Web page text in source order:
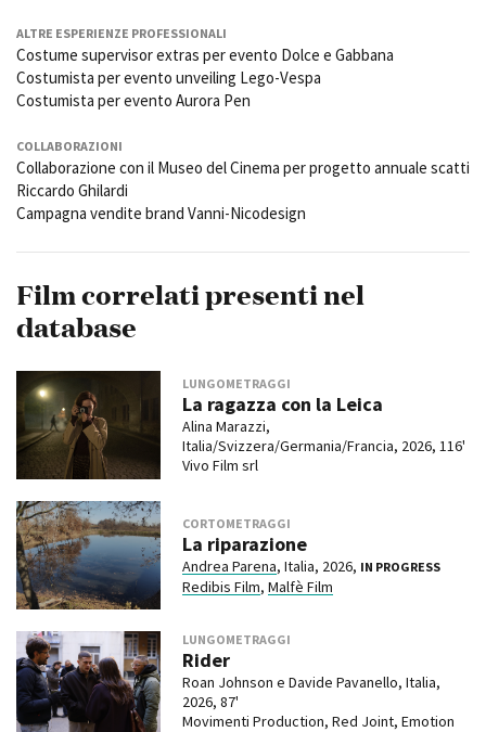
ALTRE ESPERIENZE PROFESSIONALI
Costume supervisor extras per evento Dolce e Gabbana
Costumista per evento unveiling Lego-Vespa
Costumista per evento Aurora Pen
COLLABORAZIONI
Collaborazione con il Museo del Cinema per progetto annuale scatti
Riccardo Ghilardi
Campagna vendite brand Vanni-Nicodesign
Film correlati presenti nel
database
LUNGOMETRAGGI
La ragazza con la Leica
Alina Marazzi,
Italia/Svizzera/Germania/Francia, 2026, 116'
Vivo Film srl
CORTOMETRAGGI
La riparazione
Andrea Parena, Italia, 2026, IN PROGRESS
Redibis Film, Malfè Film
LUNGOMETRAGGI
Rider
Roan Johnson e Davide Pavanello, Italia,
2026, 87'
Movimenti Production, Red Joint, Emotion